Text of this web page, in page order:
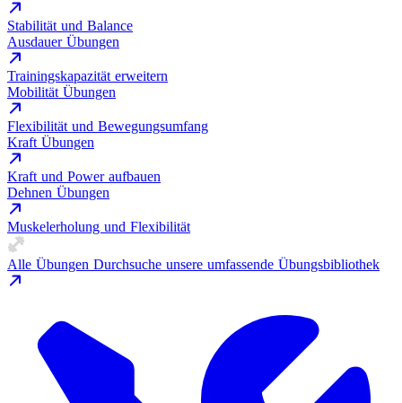
Stabilität und Balance
Ausdauer Übungen
Trainingskapazität erweitern
Mobilität Übungen
Flexibilität und Bewegungsumfang
Kraft Übungen
Kraft und Power aufbauen
Dehnen Übungen
Muskelerholung und Flexibilität
Alle Übungen Durchsuche unsere umfassende Übungsbibliothek